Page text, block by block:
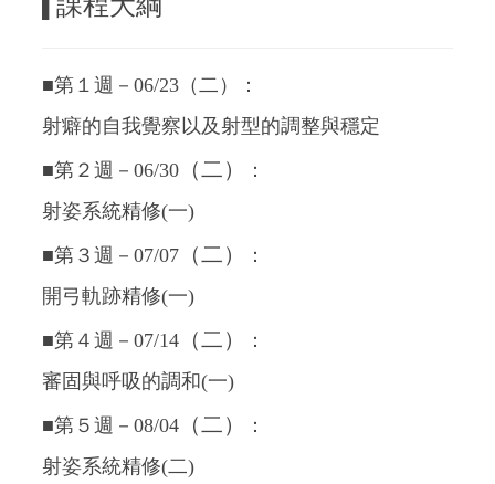
■第１週－06/23（二）：
射癖的自我覺察以及射型的調整與穩定
■第２週－06/30 （二）
：
射姿系統精修(一)
■第３週－07/07 （二）
：
開弓軌跡精修(一)
■第４週－07/14 （二）
：
審固與呼吸的調和(一)
■第５週－08/04 （二）
：
射姿系統精修(二)